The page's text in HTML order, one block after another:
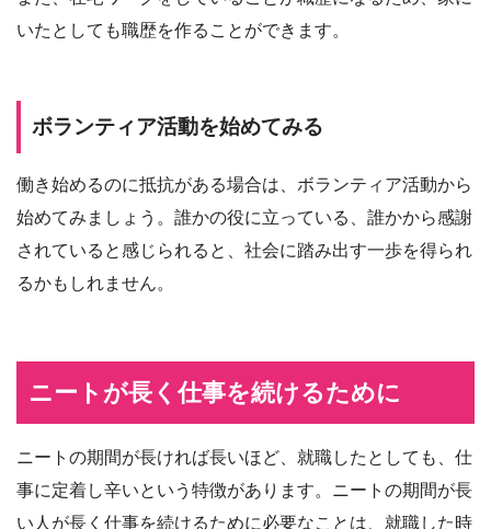
いたとしても職歴を作ることができます。
ボランティア活動を始めてみる
働き始めるのに抵抗がある場合は、ボランティア活動から
始めてみましょう。誰かの役に立っている、誰かから感謝
されていると感じられると、社会に踏み出す一歩を得られ
るかもしれません。
ニートが長く仕事を続けるために
ニートの期間が長ければ長いほど、就職したとしても、仕
事に定着し辛いという特徴があります。ニートの期間が長
い人が長く仕事を続けるために必要なことは、就職した時